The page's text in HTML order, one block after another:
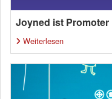
Joyned ist
Weiterlesen